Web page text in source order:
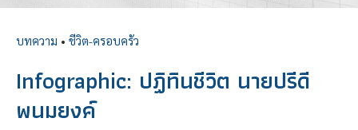
บทความ • ชีวิต-ครอบครัว
Infographic: ปฏิทินชีวิต นายปรีดี
พนมยงค์